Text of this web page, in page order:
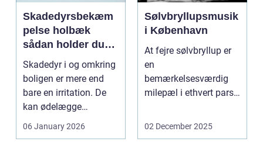
Skadedyrsbekæm
pelse holbæk
sådan holder du
hjem og
virksomhed fri for
ubudne gæster
Skadedyr i og omkring
boligen er mere end
bare en irritation. De
kan ødelægge
bygninger, forurene
06 January 2026
Sølvbryllupsmusik
i København
At fejre sølvbryllup er
en
bemærkelsesværdig
milepæl i ethvert pars
02 December 2025